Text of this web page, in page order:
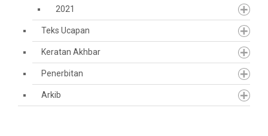
2021
Teks Ucapan
Keratan Akhbar
Penerbitan
Arkib